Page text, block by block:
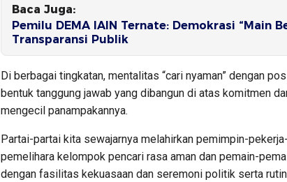
Baca Juga:
Pemilu DEMA IAIN Ternate: Demokrasi “Main
Transparansi Publik
Di berbagai tingkatan, mentalitas “cari nyaman” dengan
bentuk tanggung jawab yang dibangun di atas komitmen
mengecil panampakannya.
Partai-partai kita sewajarnya melahirkan pemimpin-
pemelihara kelompok pencari rasa aman dan pemain-
dengan fasilitas kekuasaan dan seremoni politik serta